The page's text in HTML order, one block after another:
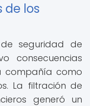
de los
seguridad de
consecuencias
compañía como
La filtración de
generó un